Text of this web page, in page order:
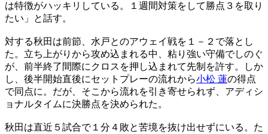
は特徴がハッキリしている。１週間対策をして勝点３を取り
たい」と話す。
対する秋田は前節、水戸とのアウェイ戦を１－２で落とし
た。立ち上がりから攻め込まれる中、粘り強い守備でしのぐ
が、前半終了間際にクロスを押し込まれて先制を許す。しか
し、後半開始直後にセットプレーの流れから小松 蓮の得点
で同点に。だが、そこから流れを引き寄せられず、アディシ
ョナルタイムに決勝点を決められた。
秋田は直近５試合で１分４敗と苦境を抜け出せずにいる。た